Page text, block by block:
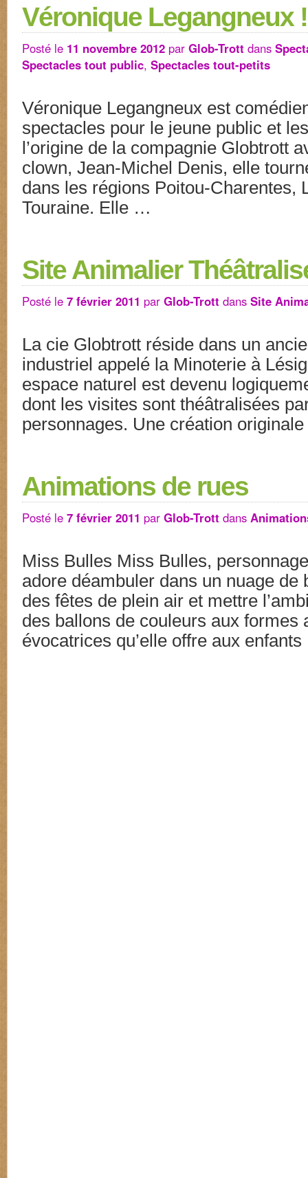
Véronique Legangneux
Posté le 11 novembre 2012 par Glob-Trott dans
Spectacles tout public, Spectacles tout-petits
Véronique Legangneux est
spectacles pour le jeune public et
l’origine de la compagnie Globtrott
clown, Jean-Michel Denis, elle
dans les régions Poitou-Charentes,
Touraine. Elle …
Site Animalier
Posté le 7 février 2011 par Glob-Trott dans Site
La cie Globtrott réside dans un
industriel appelé la Minoterie à
espace naturel est devenu
dont les visites sont théâtralisées
personnages. Une création
Animations de rues
Posté le 7 février 2011 par Glob-Trott dans
Miss Bulles Miss Bulles,
adore déambuler dans un nuage de
des fêtes de plein air et mettre
des ballons de couleurs aux formes
évocatrices qu’elle offre aux